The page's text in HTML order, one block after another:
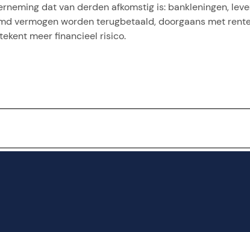
dat van derden afkomstig is: bankleningen,
vermogen worden terugbetaald, doorgaans met
meer financieel risico.